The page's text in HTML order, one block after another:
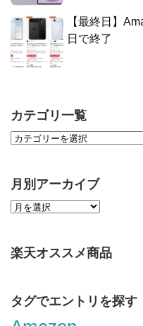
【最終日】
日で終了
カテゴリ一覧
月別アーカイブ
楽天オススメ商品
タグでエントリを探す